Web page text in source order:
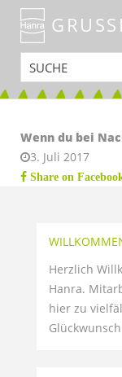
Wenn du bei
3. Juli 2017
Share on
Herzlich
Hanra.
hier zu